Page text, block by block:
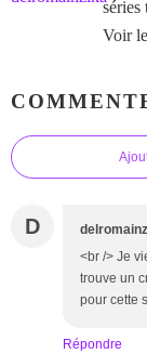
séries
Voir
D
<br /> Je
trouve un
pour cette
Répondre